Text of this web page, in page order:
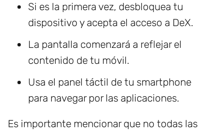
Si es la primera vez, desbloquea tu
dispositivo y acepta el acceso a DeX.
La pantalla comenzará a reflejar el
contenido de tu móvil.
Usa el panel táctil de tu smartphone
para navegar por las aplicaciones.
Es importante mencionar que no todas las